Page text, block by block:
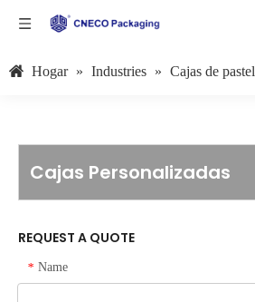
Hogar » Industries » Cajas de pastel
Cajas Personalizadas
REQUEST A QUOTE
* Name